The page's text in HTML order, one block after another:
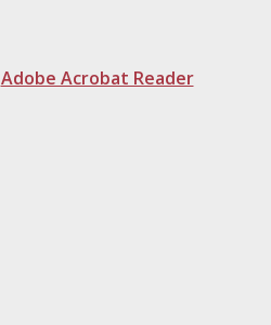
Adobe Acrobat Reader